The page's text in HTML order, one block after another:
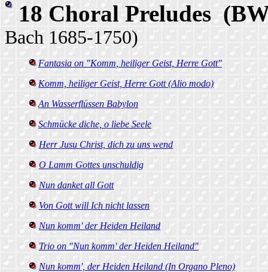
18 Choral Preludes
Bach 1685-1750)
Fantasia on "Komm, heiliger Geist, Herre Gott"
Komm, heiliger Geist, Herre Gott (Alio modo)
An Wasserflüssen Babylon
Schmücke diche, o liebe Seele
Herr Jusu Christ, dich zu uns wend
O Lamm Gottes unschuldig
Nun danket all Gott
Von Gott will Ich nicht lassen
Nun komm' der Heiden Heiland
Trio on "Nun komm' der Heiden Heiland"
Nun komm', der Heiden Heiland (In Organo Pleno)